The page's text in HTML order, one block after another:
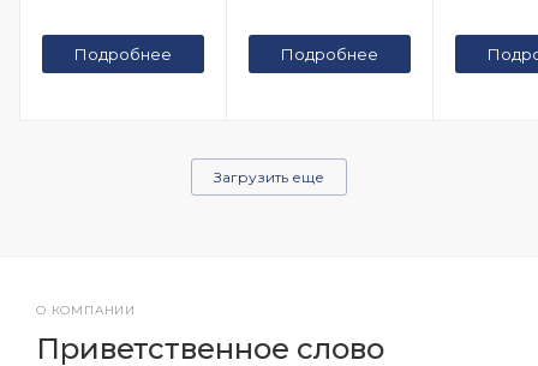
Подробнее Подробнее
Загрузить еще
О КОМПАНИИ
Приветственное слово